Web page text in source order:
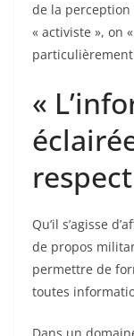
de la
« activiste », on
«
Qu’il s’agisse
de propos
permettre de
toutes